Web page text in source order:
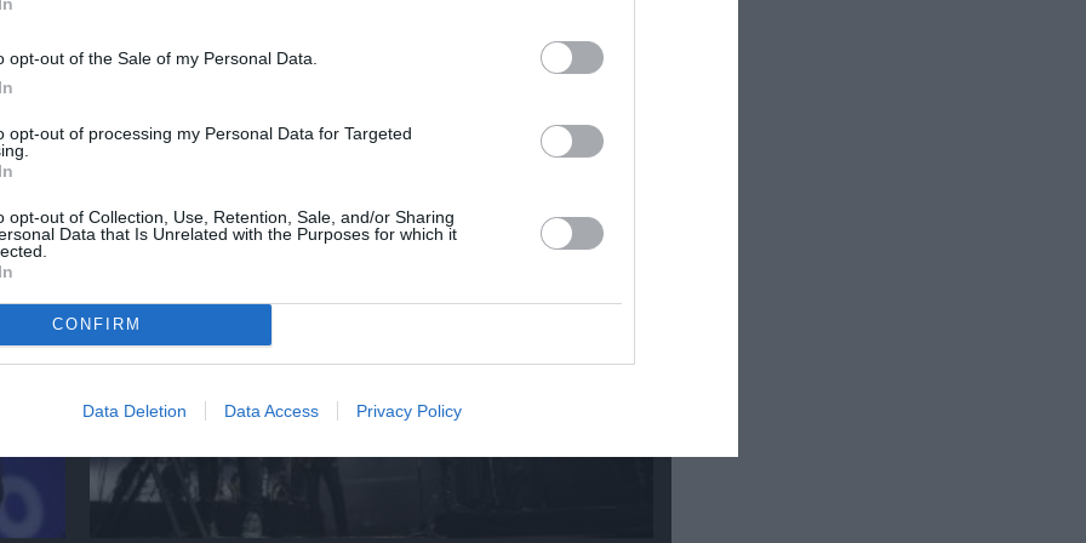
opt-out of the Sale of my Personal Data.
opt-out of processing my Personal Data for Targeted
opt-out of Collection, Use, Retention, Sale, and/or Sharing
Data that Is Unrelated with the Purposes for which it
CONFIRM
Data Deletion Data Access Privacy Policy
Αρχαιολογικό Μουσείο Θεσσαλονίκης: Στο φως της